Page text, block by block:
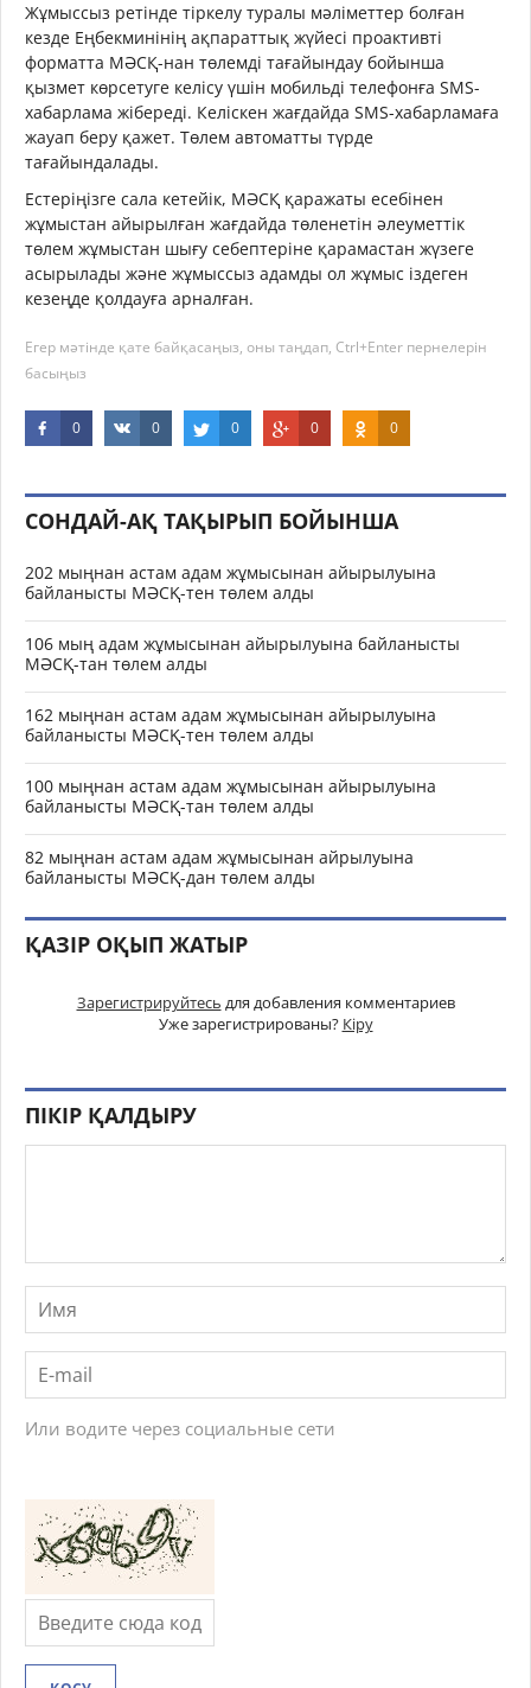
Жұмыссыз ретінде тіркелу туралы мәліметтер болған
кезде Еңбекминінің ақпараттық жүйесі проактивті
форматта МӘСҚ-нан төлемді тағайындау бойынша
қызмет көрсетуге келісу үшін мобильді телефонға SMS-
хабарлама жібереді. Келіскен жағдайда SMS-хабарламаға
жауап беру қажет. Төлем автоматты түрде
тағайындалады.
Естеріңізге сала кетейік, МӘСҚ қаражаты есебінен
жұмыстан айырылған жағдайда төленетін әлеуметтік
төлем жұмыстан шығу себептеріне қарамастан жүзеге
асырылады және жұмыссыз адамды ол жұмыс іздеген
кезеңде қолдауға арналған.
Егер мәтінде қате байқасаңыз, оны таңдап, Ctrl+Enter пернелерін
басыңыз
0 0 0 0 0
СОНДАЙ-АҚ ТАҚЫРЫП БОЙЫНША
202 мыңнан астам адам жұмысынан айырылуына
байланысты МӘСҚ-тен төлем алды
106 мың адам жұмысынан айырылуына байланысты
МӘСҚ-тан төлем алды
162 мыңнан астам адам жұмысынан айырылуына
байланысты МӘСҚ-тен төлем алды
100 мыңнан астам адам жұмысынан айырылуына
байланысты МӘСҚ-тан төлем алды
82 мыңнан астам адам жұмысынан айрылуына
байланысты МӘСҚ-дан төлем алды
ҚАЗІР ОҚЫП ЖАТЫР
Зарегистрируйтесь для добавления комментариев
Уже зарегистрированы? Кіру
ПІКІР ҚАЛДЫРУ
Или водите через социальные сети